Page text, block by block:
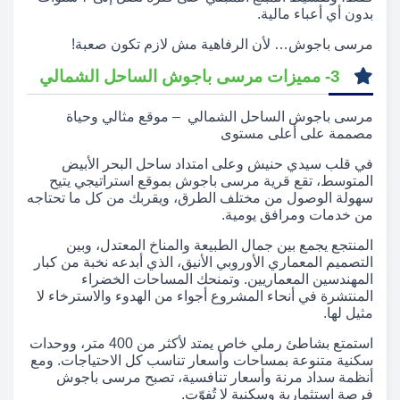
بدون أي أعباء مالية.
مرسى باجوش… لأن الرفاهية مش لازم تكون صعبة!
مرسى باجوش الساحل الشمالي – موقع مثالي وحياة
مصممة على أعلى مستوى
في قلب سيدي حنيش وعلى امتداد ساحل البحر الأبيض
المتوسط، تقع قرية مرسى باجوش بموقع استراتيجي يتيح
سهولة الوصول من مختلف الطرق، ويقربك من كل ما تحتاجه
من خدمات ومرافق يومية.
المنتجع يجمع بين جمال الطبيعة والمناخ المعتدل، وبين
التصميم المعماري الأوروبي الأنيق، الذي أبدعه نخبة من كبار
المهندسين المعماريين. وتمنحك المساحات الخضراء
المنتشرة في أنحاء المشروع أجواء من الهدوء والاسترخاء لا
مثيل لها.
استمتع بشاطئ رملي خاص يمتد لأكثر من 400 متر، ووحدات
سكنية متنوعة بمساحات وأسعار تناسب كل الاحتياجات. ومع
أنظمة سداد مرنة وأسعار تنافسية، تصبح مرسى باجوش
فرصة استثمارية وسكنية لا تُفوّت.